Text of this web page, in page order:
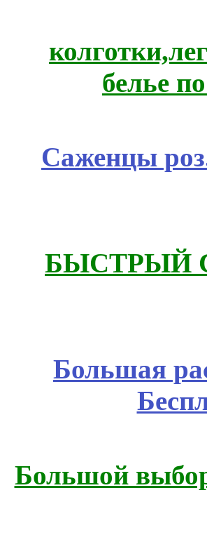
белье
Саженцы
БЫСТРЫЙ
Большая
Большой